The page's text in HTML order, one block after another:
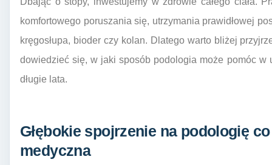
komfortowego poruszania się, utrzymania prawidłowej
kręgosłupa, bioder czy kolan. Dlatego warto bliżej
dowiedzieć się, w jaki sposób podologia może pomóc w
długie lata.
Głębokie spojrzenie na podologię
medyczna